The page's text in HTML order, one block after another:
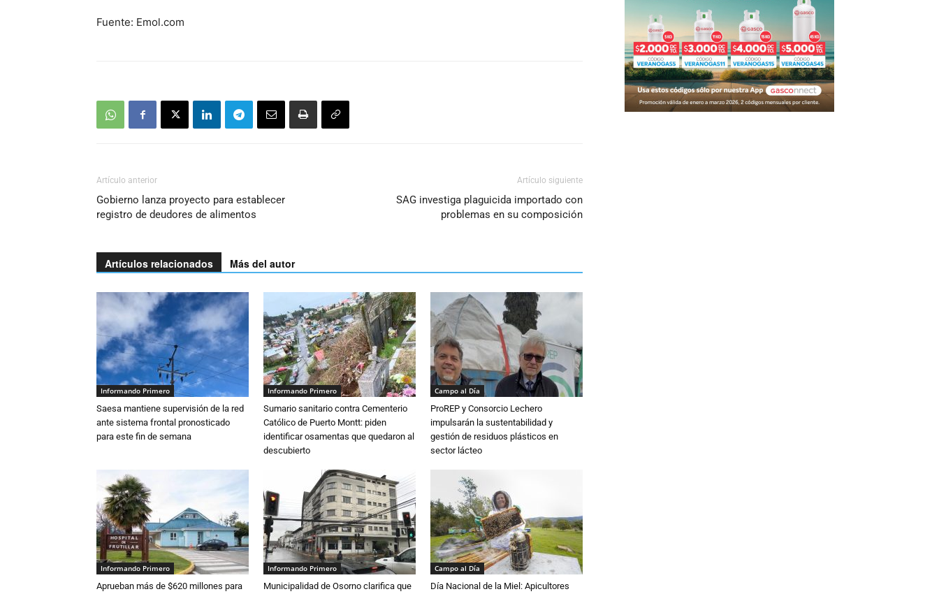
Fuente: Emol.com
Artículo anterior
Gobierno lanza proyecto para establecer
registro de deudores de alimentos
Artículo siguiente
SAG investiga plaguicida importado con
problemas en su composición
Artículos relacionados Más del autor
Informando Primero
Saesa mantiene supervisión de la red
ante sistema frontal pronosticado
para este fin de semana
Informando Primero
Sumario sanitario contra Cementerio
Católico de Puerto Montt: piden
identificar osamentas que quedaron al
descubierto
Campo al Día
ProREP y Consorcio Lechero
impulsarán la sustentabilidad y
gestión de residuos plásticos en
sector lácteo
Informando Primero
Aprueban más de $620 millones para
Informando Primero
Municipalidad de Osorno clarifica que
Campo al Día
Día Nacional de la Miel: Apicultores